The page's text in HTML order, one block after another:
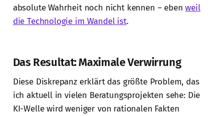
absolute Wahrheit noch nicht kennen – ebenweil
die Technologie im Wandel ist.
Das Resultat: Maximale Verwirrung
Diese Diskrepanz erklärt das größte Problem, das
ich aktuell in vielen Beratungsprojekten sehe: Die
KI-Welle wird weniger von rationalen Fakten